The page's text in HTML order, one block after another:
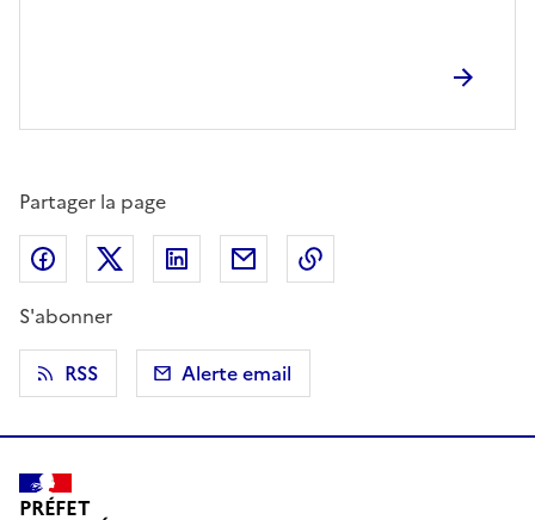
Partager la page
Partager sur Facebook
Partager sur X (anciennement Twitter)
Partager sur LinkedIn
Partager par email
S'abonner
RSS
Alerte email
PRÉFET